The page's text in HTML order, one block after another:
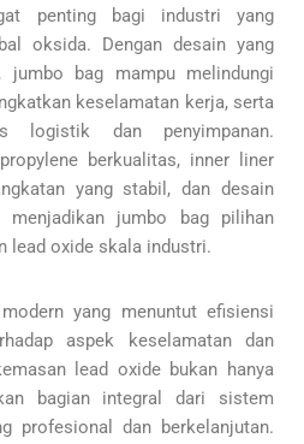
penting bagi industri yang
oksida. Dengan desain yang
jumbo bag mampu melindungi
keselamatan kerja, serta
logistik dan penyimpanan.
berkualitas, inner liner
yang stabil, dan desain
menjadikan jumbo bag pilihan
lead oxide skala industri.
yang menuntut efisiensi
aspek keselamatan dan
lead oxide bukan hanya
bagian integral dari sistem
profesional dan berkelanjutan.